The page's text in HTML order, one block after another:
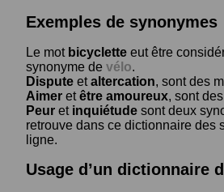
Exemples de synonymes
Le mot bicyclette eut être
synonyme de vélo.
Dispute etaltercation, sont des
Aimer etêtre amoureux, sont
Peur et inquiétude sont deux
retrouve dans ce dictionnaire des
ligne.
Usage d’un dictionnaire